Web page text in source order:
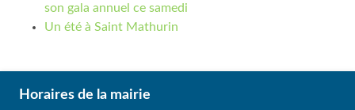
son gala annuel ce samedi
Un été à Saint Mathurin
Horaires de la mairie